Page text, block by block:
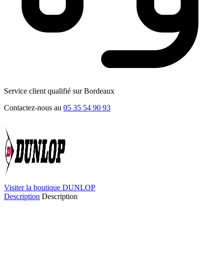
Service client qualifié sur Bordeaux
Contactez-nous au 05 35 54 90 93
Visiter la boutique DUNLOP
Description Description